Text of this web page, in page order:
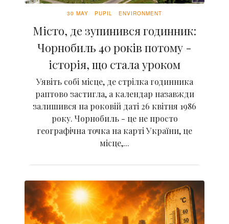
30 MAY PUPIL ENVIRONMENT
Місто, де зупинився годинник:
Чорнобиль 40 років потому -
історія, що стала уроком
Уявіть собі місце, де стрілка годинника
раптово застигла, а календар назавжди
залишився на роковій даті 26 квітня 1986
року. Чорнобиль - це не просто
географічна точка на карті України, це
місце,...